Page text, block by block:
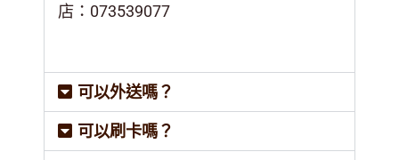
店：073539077
可以外送嗎？
可以刷卡嗎？